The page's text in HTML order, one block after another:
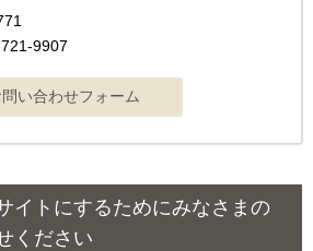
9907
イトにするためにみなさまの
ください